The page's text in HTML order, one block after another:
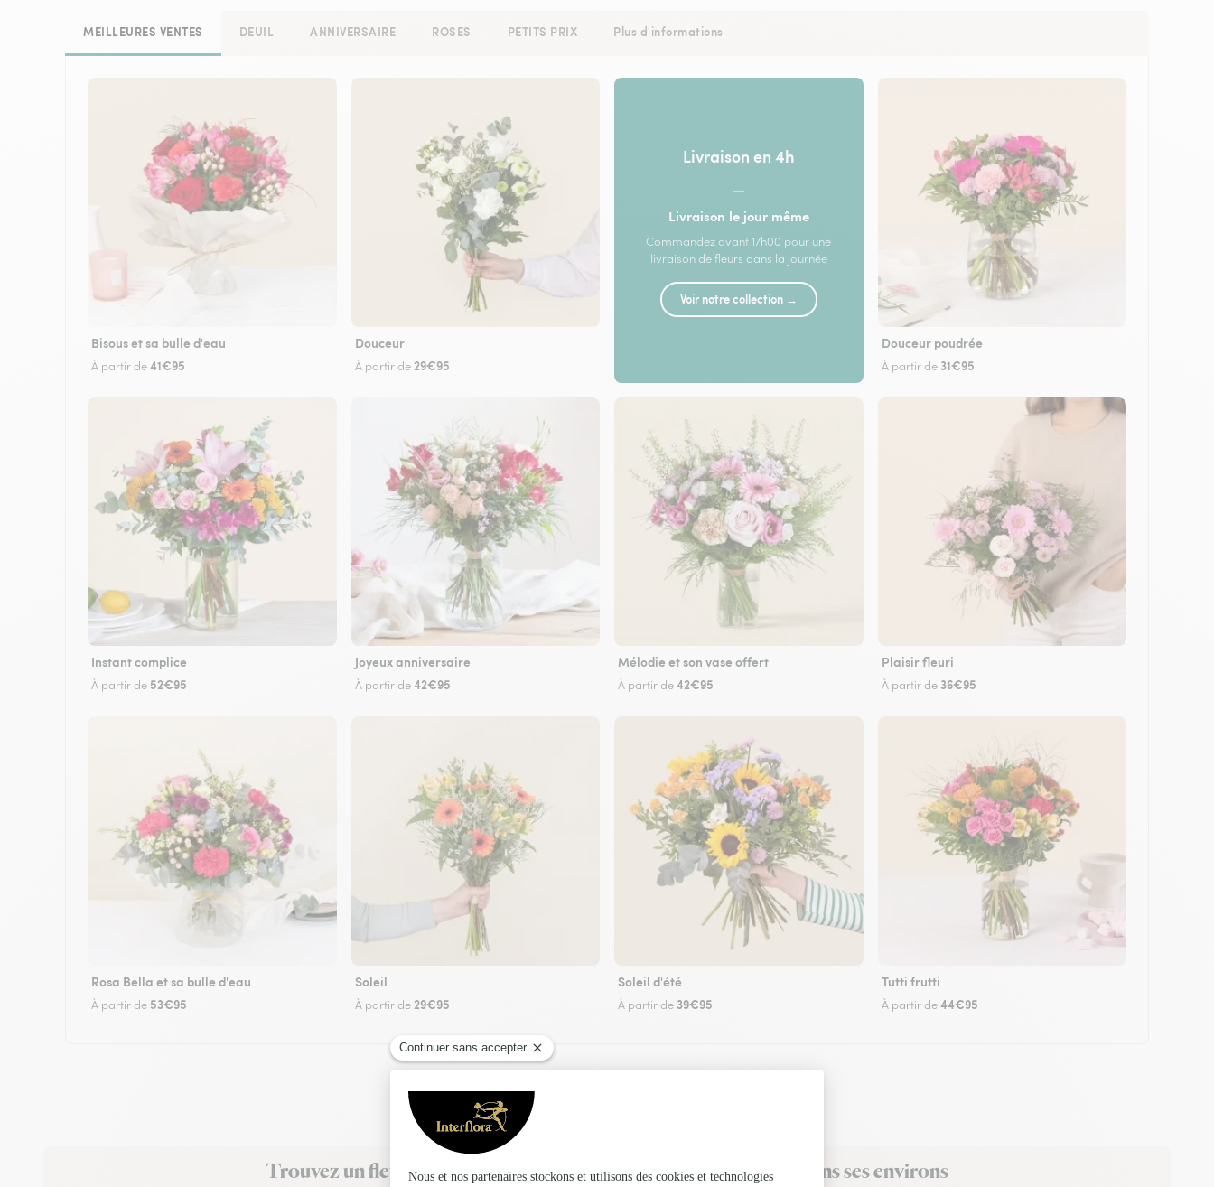
MEILLEURES VENTES DEUIL ANNIVERSAIRE ROSES PETITS PRIX Plus d'informations
Bisous et sa bulle d'eau
À partir de41€95
Douceur
À partir de 29€95
Livraison en 4h
—
Livraison le jour même
Commandez avant 17h00 pour une
livraison de fleurs dans la journée
Voir notre collection →
Douceur poudrée
À partir de 31€95
Instant complice
À partir de 52€95
Joyeux anniversaire
À partir de42€95
Mélodie et son vase offert
À partir de42€95
Plaisir fleuri
À partir de 36€95
Rosa Bella et sa bulle d'eau
À partir de 53€95
Soleil
À partir de 29€95
Soleil d'été
À partir de 39€95
Tutti frutti
À partir de44€95
Trouvez un fleuriste Interflora à Servigny-lès-Sainte-Barbe et dans ses environs